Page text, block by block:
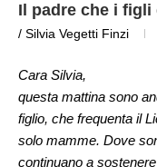
Il padre che i figli
/ Silvia Vegetti Finzi
Cara Silvia,
questa mattina sono
figlio, che frequenta il
solo mamme. Dove
continuano a